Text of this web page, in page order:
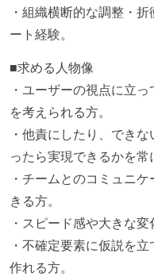
・組織横断的な調整・
ート経験。
■求める人物像
・ユーザーの視点に立
を考えられる方。
・他責にしたり、でき
ったら実現できるかを常
・チームとのコミュニ
きる方。
・スピード感や大きな
・不確定要素に仮説を
作れる方。